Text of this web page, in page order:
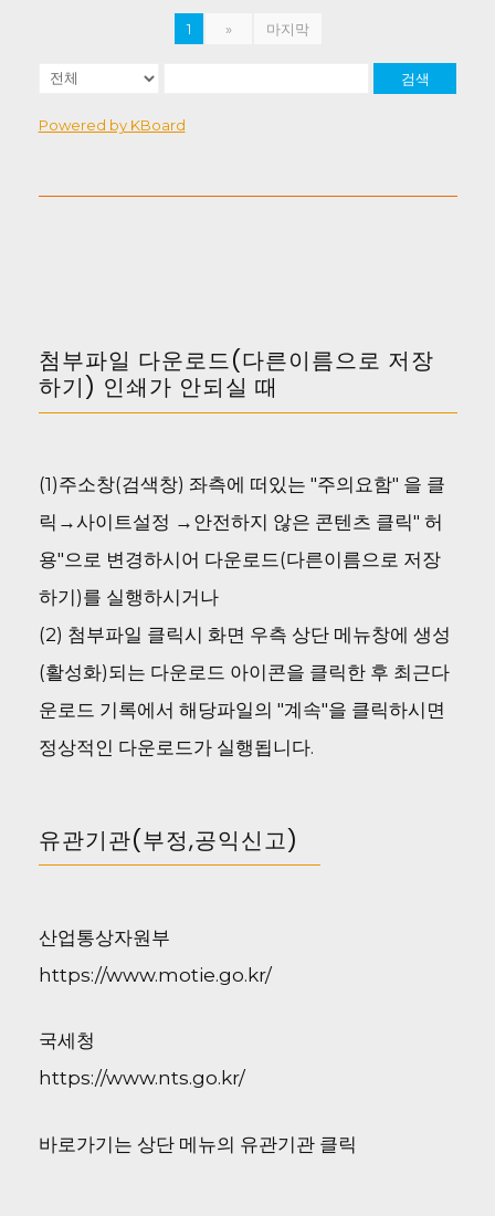
1 » 마지막
검색
Powered by KBoard
첨부파일 다운로드(다른이름으로 저장
하기) 인쇄가 안되실 때
(1)주소창(검색창) 좌측에 떠있는 "주의요함" 을 클
릭→사이트설정 →안전하지 않은 콘텐츠 클릭" 허
용"으로 변경하시어 다운로드(다른이름으로 저장
하기)를 실행하시거나
(2) 첨부파일 클릭시 화면 우측 상단 메뉴창에 생성
(활성화)되는 다운로드 아이콘을 클릭한 후 최근다
운로드 기록에서 해당파일의 "계속"을 클릭하시면
정상적인 다운로드가 실행됩니다.
유관기관(부정,공익신고)
산업통상자원부
https://www.motie.go.kr/
국세청
https://www.nts.go.kr/
바로가기는 상단 메뉴의 유관기관 클릭